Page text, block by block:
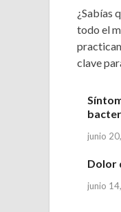
¿Sabías
todo el
clave
junio
Dolor
junio